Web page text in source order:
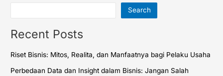
Search
Recent Posts
Riset Bisnis: Mitos, Realita, dan Manfaatnya bagi Pelaku Usaha
Perbedaan Data dan Insight dalam Bisnis: Jangan Salah